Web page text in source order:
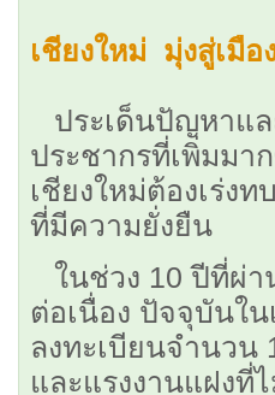
เชียงใหม่ มุ่งสู่เมื
ประเด็นปัญหา
ประชากรที่เพิ่มม
เชียงใหม่ต้องเร่ง
ที่มีความยั่งยืน
ในช่วง 10 ปีที่ผ่า
ต่อเนื่อง ปัจจุบันใ
ลงทะเบียนจำนวน
และแรงงานแฝงที่